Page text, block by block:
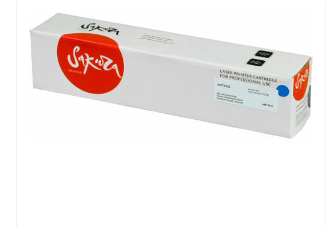
Konica Minolta
Kyocera Mita
Lexmark